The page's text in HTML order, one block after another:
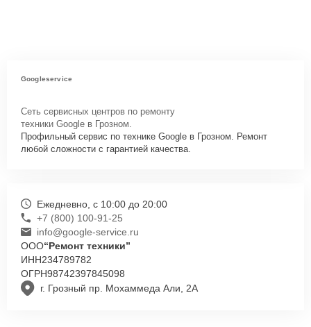
Googleservice
Сеть сервисных центров по ремонту
техники Google в Грозном.
Профильный сервис по технике Google в Грозном. Ремонт
любой сложности с гарантией качества.
г. Грозный пр. Мохаммеда Али, 2А
Ежедневно, с 10:00 до 20:00
+7 (800) 100-91-25
info@google-service.ru
ООО“Ремонт техники”
ИНН234789782
ОГРН98742397845098